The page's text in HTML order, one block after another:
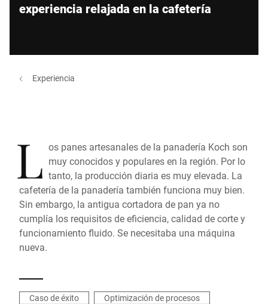
experiencia relajada en la cafetería
Experiencia
L os panes artesanales de la panadería Koch son
muy conocidos y populares en la región. Por lo
tanto, la producción diaria es muy elevada. La
cafetería de la panadería también funciona muy bien.
Sin embargo, la antigua cortadora de pan ya no
cumplía los requisitos de eficiencia, calidad de corte y
funcionamiento fluido. Se necesitaba una máquina
nueva.
Caso de éxito
Optimización de procesos